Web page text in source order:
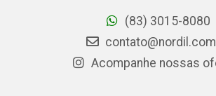
(83) 3015-8080
Acompanhe nossas